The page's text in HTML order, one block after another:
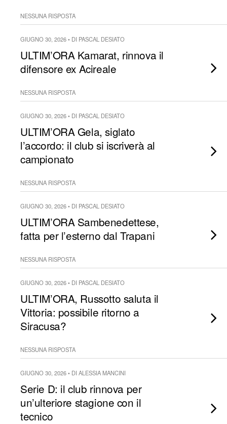
NESSUNA RISPOSTA
GIUGNO 30, 2026 • DI PASCAL DESIATO
ULTIM’ORA Kamarat, rinnova il
difensore ex Acireale
NESSUNA RISPOSTA
GIUGNO 30, 2026 • DI PASCAL DESIATO
ULTIM’ORA Gela, siglato
l’accordo: il club si iscriverà al
campionato
NESSUNA RISPOSTA
GIUGNO 30, 2026 • DI PASCAL DESIATO
ULTIM’ORA Sambenedettese,
fatta per l’esterno dal Trapani
NESSUNA RISPOSTA
GIUGNO 30, 2026 • DI PASCAL DESIATO
ULTIM’ORA, Russotto saluta il
Vittoria: possibile ritorno a
Siracusa?
NESSUNA RISPOSTA
GIUGNO 30, 2026 • DI ALESSIA MANCINI
Serie D: il club rinnova per
un’ulteriore stagione con il
tecnico